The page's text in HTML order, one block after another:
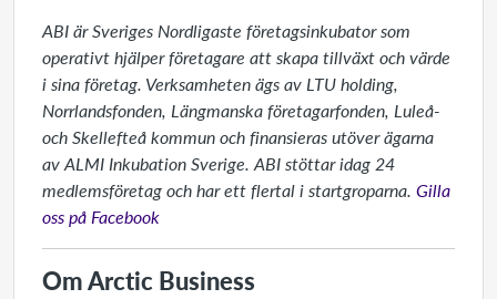
ABI är Sveriges Nordligaste företagsinkubator som
operativt hjälper företagare att skapa tillväxt och värde
i sina företag. Verksamheten ägs av LTU holding,
Norrlandsfonden, Längmanska företagarfonden, Luleå-
och Skellefteå kommun och finansieras utöver ägarna
av ALMI Inkubation Sverige. ABI stöttar idag 24
medlemsföretag och har ett flertal i startgroparna. Gilla
oss på Facebook
Om Arctic Business